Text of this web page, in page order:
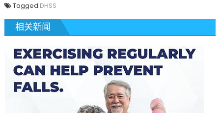
Tagged DHSS
相关新闻